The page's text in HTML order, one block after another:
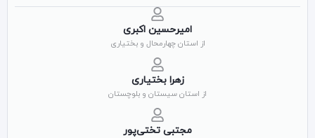
امیرحسین اکبری
از استان چهارمحال و بختیاری
زهرا بختیاری
از استان سیستان و بلوچستان
مجتبی تختی‌پور